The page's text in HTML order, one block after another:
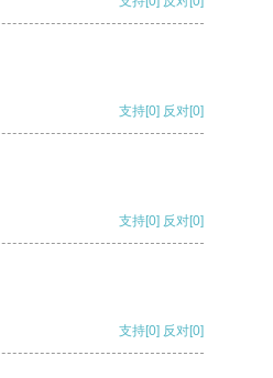
支持[0] 反对[0]
支持[0] 反对[0]
支持[0] 反对[0]